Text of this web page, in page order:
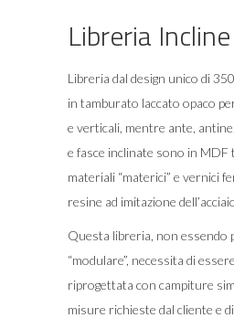
Libreria Incline
Libreria dal design unico di
in tamburato laccato opaco
e verticali, mentre ante,
e fasce inclinate sono in
materiali “materici” e vernici
resine ad imitazione
Questa libreria, non essendo
“modulare”, necessita di
riprogettata con campiture
misure richieste dal cliente e